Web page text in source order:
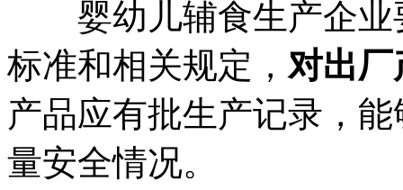
婴幼儿辅食生产企业
标准和相关规定， 对出厂
产品应有批生产记录，
量安全情况。